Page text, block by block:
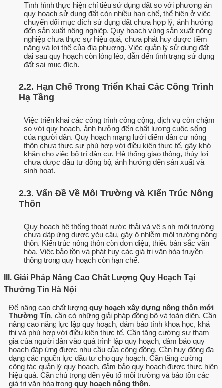
Tình hình thực hiện chỉ tiêu sử dụng đất so với phương án
quy hoạch sử dụng đất còn nhiều hạn chế, thể hiện ở việc
chuyển đổi mục đích sử dụng đất chưa hợp lý, ảnh hưởng
đến sản xuất nông nghiệp. Quy hoạch vùng sản xuất nông
nghiệp chưa thực sự hiệu quả, chưa phát huy được tiềm
năng và lợi thế của địa phương. Việc quản lý sử dụng đất
đai sau quy hoạch còn lỏng lẻo, dẫn đến tình trạng sử dụng
đất sai mục đích.
2.2. Hạn Chế Trong Triển Khai Các Công Trình
Hạ Tầng
Việc triển khai các công trình công cộng, dịch vụ còn chậm
so với quy hoạch, ảnh hưởng đến chất lượng cuộc sống
của người dân. Quy hoạch mạng lưới điểm dân cư nông
thôn chưa thực sự phù hợp với điều kiện thực tế, gây khó
khăn cho việc bố trí dân cư. Hệ thống giao thông, thủy lợi
chưa được đầu tư đồng bộ, ảnh hưởng đến sản xuất và
sinh hoạt.
2.3. Vấn Đề Về Môi Trường và Kiến Trúc Nông
Thôn
Quy hoạch hệ thống thoát nước thải và vệ sinh môi trường
chưa đáp ứng được yêu cầu, gây ô nhiễm môi trường nông
thôn. Kiến trúc nông thôn còn đơn điệu, thiếu bản sắc văn
hóa. Việc bảo tồn và phát huy các giá trị văn hóa truyền
thống trong quy hoạch còn hạn chế.
III. Giải Pháp Nâng Cao Chất Lượng Quy Hoạch Tại
Thường Tín Hà Nội
Để nâng cao chất lượng quy hoạch xây dựng nông thôn mới
Thường Tín, cần có những giải pháp đồng bộ và toàn diện. Cần
nâng cao năng lực lập quy hoạch, đảm bảo tính khoa học, khả
thi và phù hợp với điều kiện thực tế. Cần tăng cường sự tham
gia của người dân vào quá trình lập quy hoạch, đảm bảo quy
hoạch đáp ứng được nhu cầu của cộng đồng. Cần huy động đa
dạng các nguồn lực đầu tư cho quy hoạch. Cần tăng cường
công tác quản lý quy hoạch, đảm bảo quy hoạch được thực hiện
hiệu quả. Cần chú trọng đến yếu tố môi trường và bảo tồn các
giá trị văn hóa trong quy hoạch nông thôn.